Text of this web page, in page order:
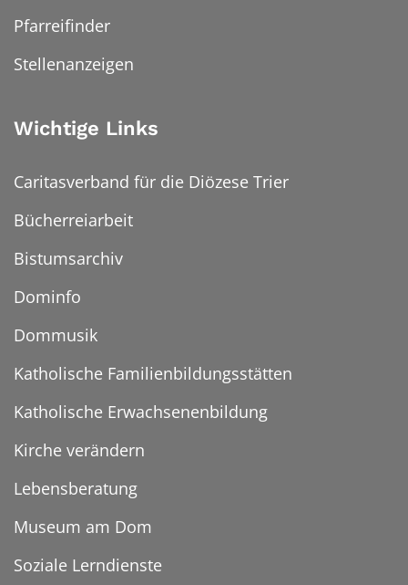
Pfarreifinder
Stellenanzeigen
Wichtige Links
Caritasverband für die Diözese Trier
Bücherreiarbeit
Bistumsarchiv
Dominfo
Dommusik
Katholische Familienbildungsstätten
Katholische Erwachsenenbildung
Kirche verändern
Lebensberatung
Museum am Dom
Soziale Lerndienste